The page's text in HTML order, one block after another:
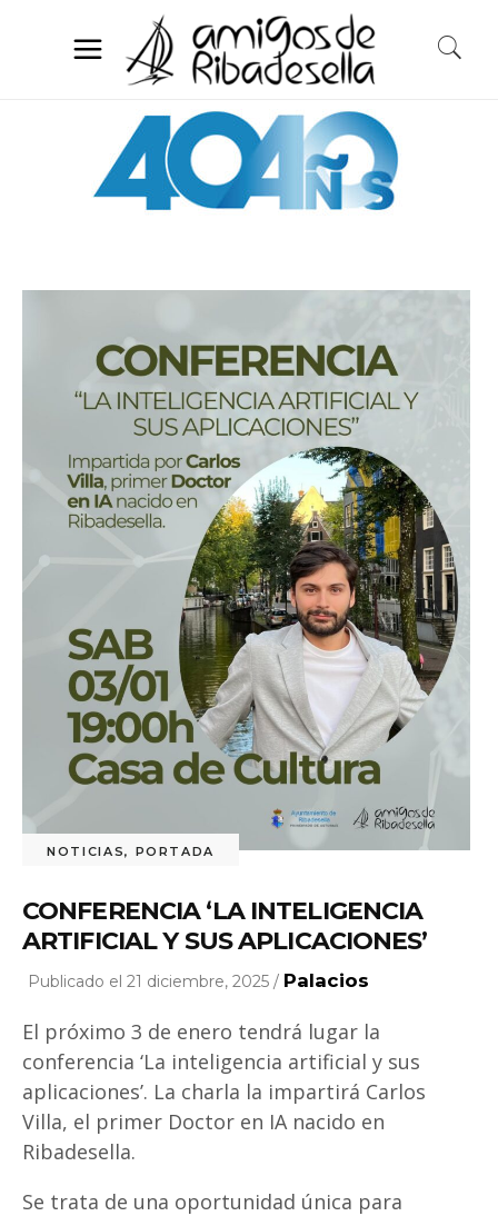
NOTICIAS, PORTADA
CONFERENCIA ‘LA INTELIGENCIA
ARTIFICIAL Y SUS APLICACIONES’
Publicado el 21 diciembre, 2025 / Palacios
El próximo 3 de enero tendrá lugar la
conferencia ‘La inteligencia artificial y sus
aplicaciones’. La charla la impartirá Carlos
Villa, el primer Doctor en IA nacido en
Ribadesella.
Se trata de una oportunidad única para